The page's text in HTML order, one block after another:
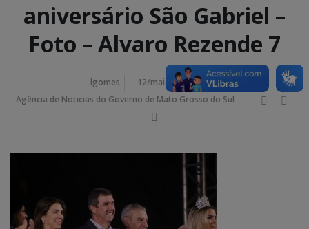
aniversário São Gabriel –
Foto – Alvaro Rezende 7
lgomes
12/maio/2026 8:25 am
Agência de Noticias do Governo de Mato Grosso do Sul